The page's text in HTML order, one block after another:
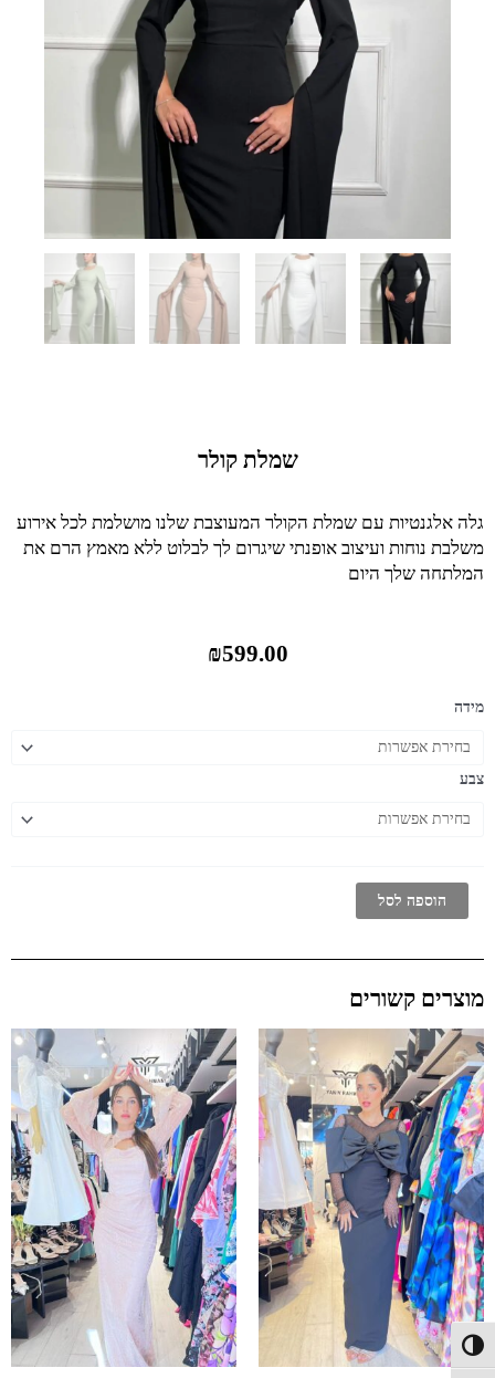
הפעל/כבה ניגודיות גבוהה
WhatsApp
Image
2025
שמלת קולר
גלה אלגנטיות עם שמלת הקולר המעוצבת שלנו מושלמת לכל אירוע
משלבת נוחות ועיצוב אופנתי שיגרום לך לבלוט ללא מאמץ הרם את
המלתחה שלך היום
₪599.00
מידה
צבע
כמות
שמלת
קולר
הוספה לסל
מוצרים קשורים